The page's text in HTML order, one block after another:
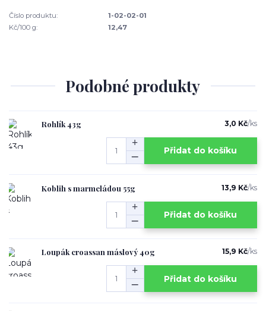
Číslo produktu:
1-02-02-01
Kč/100 g:
12,47
Podobné produkty
Rohlík 43g 3,0 Kč/ks
Přidat do košíku
Koblih s marmeládou 55g 13,9 Kč/ks
Přidat do košíku
Loupák croassan máslový 40g 15,9 Kč/ks
Přidat do košíku